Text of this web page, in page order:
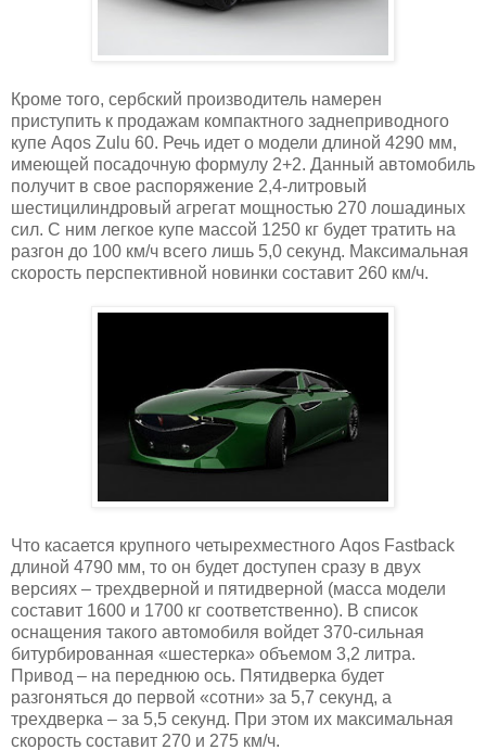
Кроме того, сербский производитель намерен
приступить к продажам компактного заднеприводного
купе Aqos Zulu 60. Речь идет о модели длиной 4290 мм,
имеющей посадочную формулу 2+2. Данный автомобиль
получит в свое распоряжение 2,4-литровый
шестицилиндровый агрегат мощностью 270 лошадиных
сил. С ним легкое купе массой 1250 кг будет тратить на
разгон до 100 км/ч всего лишь 5,0 секунд. Максимальная
скорость перспективной новинки составит 260 км/ч.
Что касается крупного четырехместного Aqos Fastback
длиной 4790 мм, то он будет доступен сразу в двух
версиях – трехдверной и пятидверной (масса модели
составит 1600 и 1700 кг соответственно). В список
оснащения такого автомобиля войдет 370-сильная
битурбированная «шестерка» объемом 3,2 литра.
Привод – на переднюю ось. Пятидверка будет
разгоняться до первой «сотни» за 5,7 секунд, а
трехдверка – за 5,5 секунд. При этом их максимальная
скорость составит 270 и 275 км/ч.